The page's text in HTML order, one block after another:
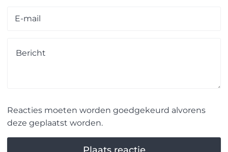
Reacties moeten worden goedgekeurd alvorens
deze geplaatst worden.